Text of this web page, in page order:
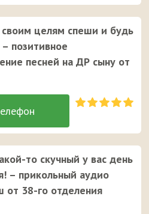
целям спеши и будь
– позитивное
песней на ДР сыну от
то скучный у вас день
– прикольный аудио
от 38-го отделения